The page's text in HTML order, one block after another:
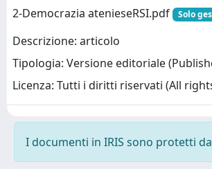
2-Democrazia atenieseRSI.pdf Solo
Descrizione: articolo
Tipologia: Versione editoriale
Licenza: Tutti i diritti riservati (All
I documenti in IRIS sono protetti